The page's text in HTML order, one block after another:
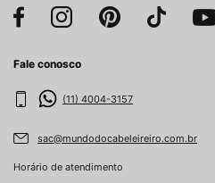
Fale conosco
(11) 4004-3157
sac@mundodocabeleireiro.com.br
Horário de atendimento